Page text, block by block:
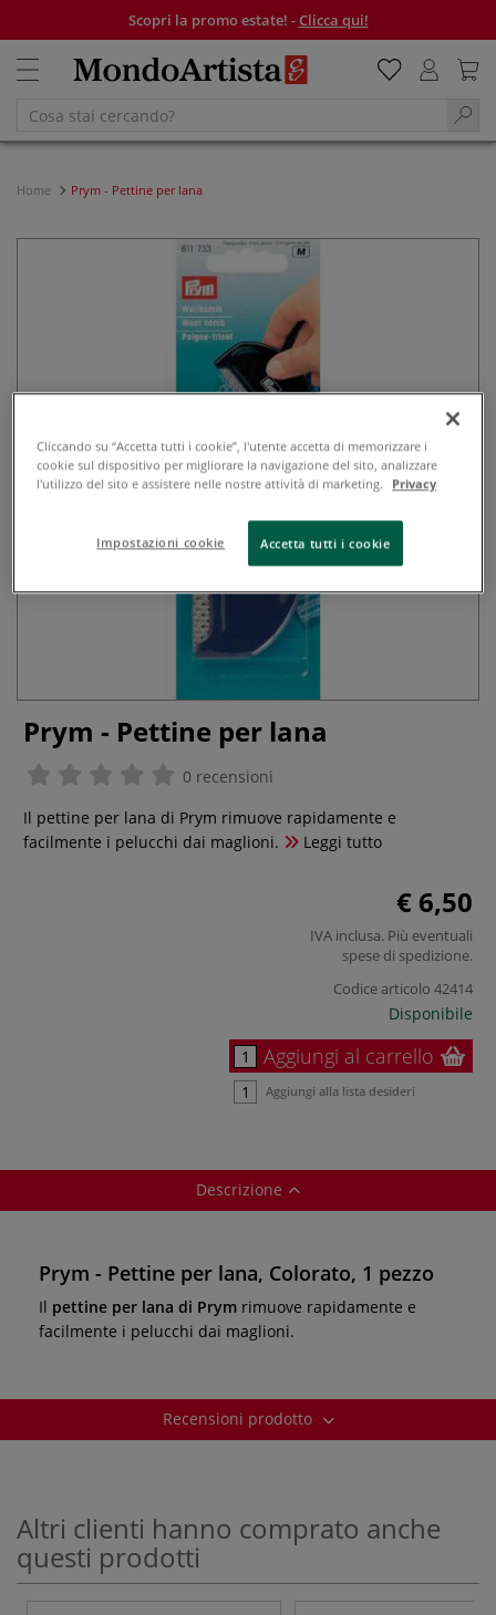
Scopri la promo estate! -Clicca qui!
Home Prym - Pettine per lana
Prym - Pettine per lana
0 recensioni
Il pettine per lana di Prym rimuove rapidamente e
facilmente i pelucchi dai maglioni.
Leggi tutto
€ 6,50
IVA inclusa. Più eventuali
spese di spedizione.
Codice articolo 42414
Disponibile
Aggiungi al carrello
Aggiungi alla lista desideri
Descrizione
Prym - Pettine per lana, Colorato, 1 pezzo
Il pettine per lana di Prym rimuove rapidamente e
facilmente i pelucchi dai maglioni.
Recensioni prodotto
Altri clienti hanno comprato anche
questi prodotti
Cliccando su “Accetta tutti i cookie”, l'utente accetta di memorizzare i
cookie sul dispositivo per migliorare la navigazione del sito, analizzare
l'utilizzo del sito e assistere nelle nostre attività di marketing.
Privacy
Impostazioni cookie Accetta tutti i cookie